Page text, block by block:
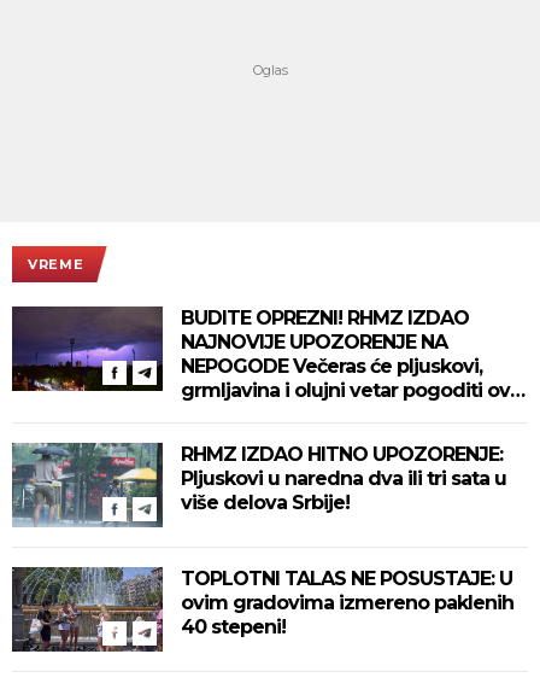
VREME
BUDITE OPREZNI! RHMZ IZDAO
NAJNOVIJE UPOZORENJE NA
NEPOGODE Večeras će pljuskovi,
grmljavina i olujni vetar pogoditi ove
RHMZ IZDAO HITNO UPOZORENJE:
Pljuskovi u naredna dva ili tri sata u
više delova Srbije!
TOPLOTNI TALAS NE POSUSTAJE: U
ovim gradovima izmereno paklenih
40 stepeni!